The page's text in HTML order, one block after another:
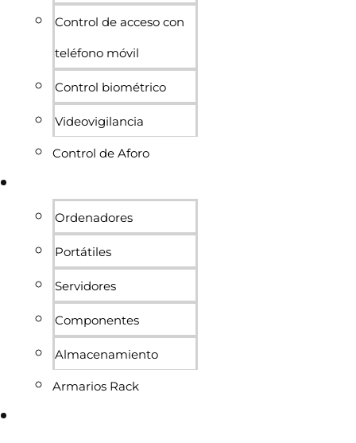
Control de acceso con
teléfono móvil
Control biométrico
Videovigilancia
Control de Aforo
Ordenadores
Portátiles
Servidores
Componentes
Almacenamiento
Armarios Rack